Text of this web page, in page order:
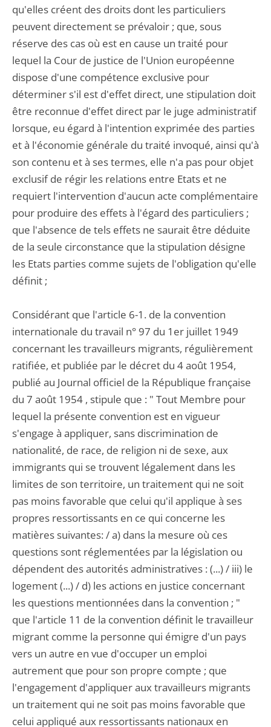
qu'elles créent des droits dont les particuliers
peuvent directement se prévaloir ; que, sous
réserve des cas où est en cause un traité pour
lequel la Cour de justice de l'Union européenne
dispose d'une compétence exclusive pour
déterminer s'il est d'effet direct, une stipulation doit
être reconnue d'effet direct par le juge administratif
lorsque, eu égard à l'intention exprimée des parties
et à l'économie générale du traité invoqué, ainsi qu'à
son contenu et à ses termes, elle n'a pas pour objet
exclusif de régir les relations entre Etats et ne
requiert l'intervention d'aucun acte complémentaire
pour produire des effets à l'égard des particuliers ;
que l'absence de tels effets ne saurait être déduite
de la seule circonstance que la stipulation désigne
les Etats parties comme sujets de l'obligation qu'elle
définit ;
Considérant que l'article 6-1. de la convention
internationale du travail n° 97 du 1er juillet 1949
concernant les travailleurs migrants, régulièrement
ratifiée, et publiée par le décret du 4 août 1954,
publié au Journal officiel de la République française
du 7 août 1954 , stipule que : " Tout Membre pour
lequel la présente convention est en vigueur
s'engage à appliquer, sans discrimination de
nationalité, de race, de religion ni de sexe, aux
immigrants qui se trouvent légalement dans les
limites de son territoire, un traitement qui ne soit
pas moins favorable que celui qu'il applique à ses
propres ressortissants en ce qui concerne les
matières suivantes: / a) dans la mesure où ces
questions sont réglementées par la législation ou
dépendent des autorités administratives : (...) / iii) le
logement (...) / d) les actions en justice concernant
les questions mentionnées dans la convention ; "
que l'article 11 de la convention définit le travailleur
migrant comme la personne qui émigre d'un pays
vers un autre en vue d'occuper un emploi
autrement que pour son propre compte ; que
l'engagement d'appliquer aux travailleurs migrants
un traitement qui ne soit pas moins favorable que
celui appliqué aux ressortissants nationaux en